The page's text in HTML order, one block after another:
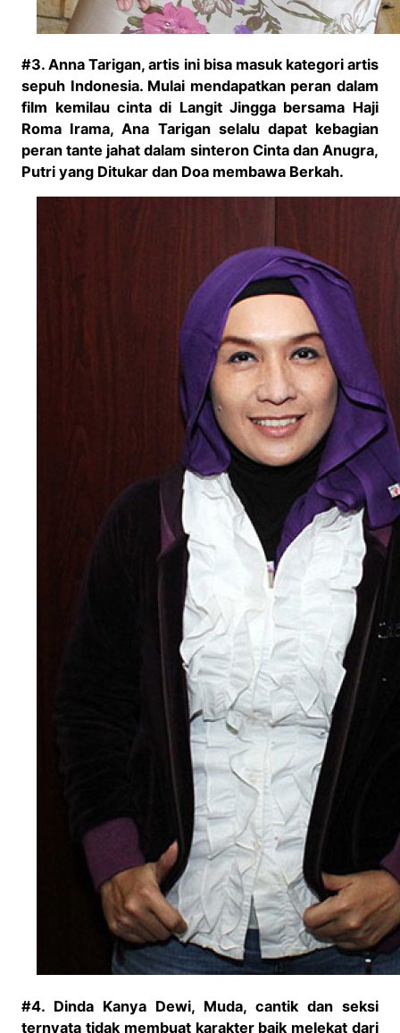
#3. Anna Tarigan, artis ini bisa masuk kategori artis
sepuh Indonesia. Mulai mendapatkan peran dalam
film kemilau cinta di Langit Jingga bersama Haji
Roma Irama, Ana Tarigan selalu dapat kebagian
peran tante jahat dalam sinteron Cinta dan Anugra,
Putri yang Ditukar dan Doa membawa Berkah.
#4. Dinda Kanya Dewi, Muda, cantik dan seksi
ternyata tidak membuat karakter baik melekat dari